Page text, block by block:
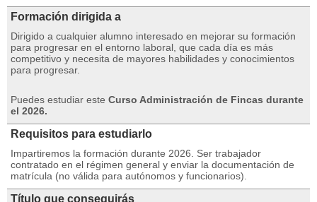
Formación dirigida a
Dirigido a cualquier alumno interesado en mejorar su formación
para progresar en el entorno laboral, que cada día es más
competitivo y necesita de mayores habilidades y conocimientos
para progresar.
Puedes estudiar este Curso Administración de Fincas durante
el 2026.
Requisitos para estudiarlo
Impartiremos la formación durante 2026. Ser trabajador
contratado en el régimen general y enviar la documentación de
matrícula (no válida para autónomos y funcionarios).
Título que conseguirás